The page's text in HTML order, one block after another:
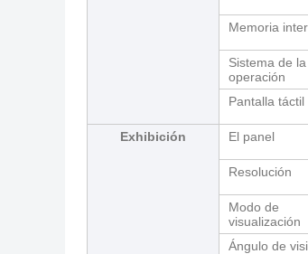
Memoria
Sistema de la
operación
Pantalla táctil
Exhibición El panel
Resolución
Modo de
visualización
Ángulo de